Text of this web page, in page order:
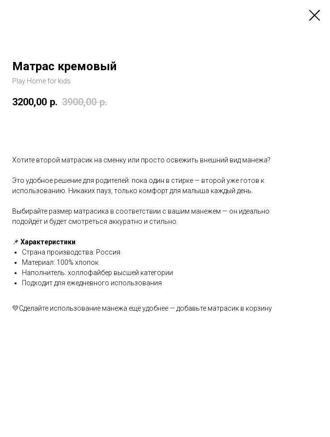
Матрас кремовый
Play Home for kids
3200,00 р. 3900,00 р.
Хотите второй матрасик на сменку или просто освежить внешний вид манежа?
Это удобное решение для родителей: пока один в стирке — второй уже готов к
использованию. Никаких пауз, только комфорт для малыша каждый день.
Выбирайте размер матрасика в соответствии с вашим манежем — он идеально
подойдёт и будет смотреться аккуратно и стильно.
📌 Характеристики
Страна производства: Россия
Материал: 100% хлопок
Наполнитель: холлофайбер высшей категории
Подходит для ежедневного использования
💛Сделайте использование манежа ещё удобнее — добавьте матрасик в корзину